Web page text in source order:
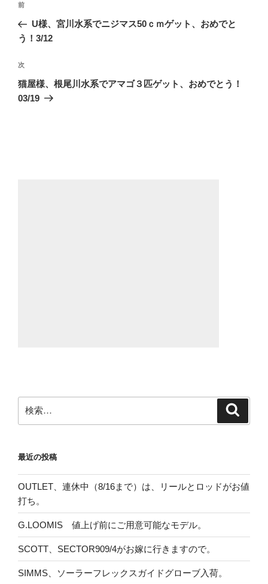
ナ
ゲ
ー
シ
前
の
投
前
U様、宮川水系でニジマス50ｃｍゲット、おめでと
う！3/12
次
の
投
次
猫屋様、根尾川水系でアマゴ３匹ゲット、おめでとう！
03/19
検
索:
最近の投稿
OUTLET、連休中（8/16まで）は、リールとロッドがお値
打ち。
G.LOOMIS 値上げ前にご用意可能なモデル。
SCOTT、SECTOR909/4がお嫁に行きますので。
SIMMS、ソーラーフレックスガイドグローブ入荷。